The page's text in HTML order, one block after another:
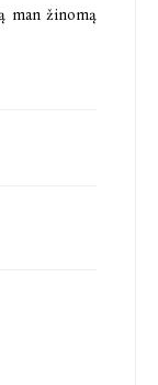
man žinomą